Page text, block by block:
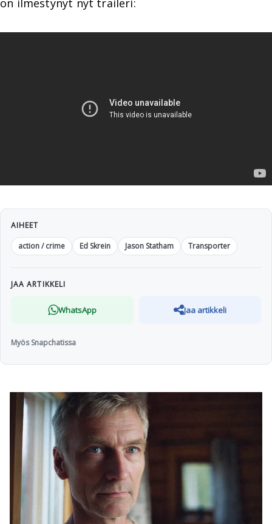
on ilmestynyt nyt traileri:
AIHEET
action / crime
Ed Skrein Jason Statham Transporter
JAA ARTIKKELI
WhatsApp Jaa artikkeli
Myös Snapchatissa